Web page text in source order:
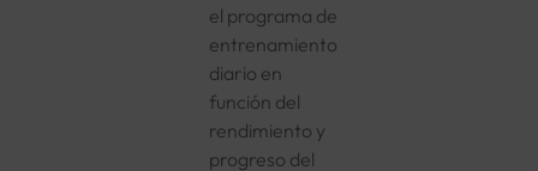
el programa de
entrenamiento
diario en
función del
rendimiento y
progreso del